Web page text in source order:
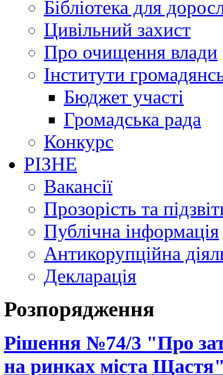
Бібліотека для
Цивільний захист
Про очищення влади
Інститути
Бюджет участі
Громадська рада
Конкурс
РІЗНЕ
Вакансії
Прозорість та
Публічна інформація
Антикорупційна
Декларація
Розпорядження
Рішення №74/3 "Про
на ринках міста